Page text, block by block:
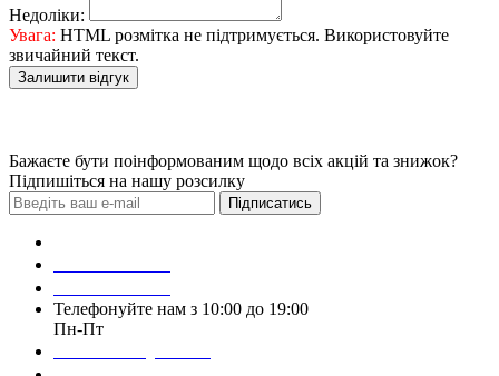
Недоліки:
Увага: HTML розмітка не підтримується. Використовуйте
звичайний текст.
Залишити відгук
Бажаєте бути поінформованим щодо всіх акцій та знижок?
Підпишіться на нашу розсилку
Підписатись
Телефонуйте нам з 10:00 до 19:00
Пн-Пт